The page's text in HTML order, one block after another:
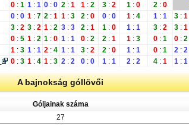
0 : 1 1 : 1 0 : 0 2 : 1 1 : 2 3 : 2 1 : 0 2 : 0
0 : 0 1 : 7 2 : 1 1 : 3 2 : 0 0 : 0 1 : 4 1 : 1 3 : 1
3 : 2 3 : 2 1 : 2 3 : 3 2 : 1 1 : 0 1 : 1 3 : 2 3 : 1
0 : 5 1 : 2 1 : 0 1 : 1 0 : 2 2 : 1 1 : 3 0 : 1 0 : 2
1 : 3 1 : 1 2 : 4 1 : 1 3 : 2 2 : 0 1 : 1 0 : 1 2 : 2
0 : 3 1 : 4 1 : 3 2 : 2 0 : 0 1 : 1 2 : 2 4 : 1 1 : 1
A bajnokság góllövői
Góljainak száma
27